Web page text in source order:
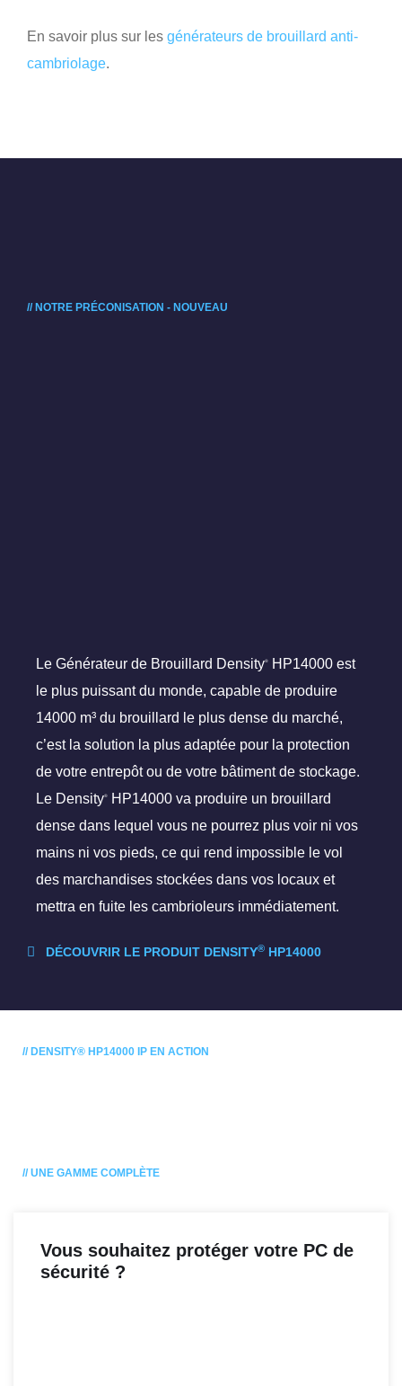
En savoir plus sur les générateurs de brouillard anti-
cambriolage.
// NOTRE PRÉCONISATION - NOUVEAU
Le Générateur de Brouillard Density®
HP14000 est
le plus puissant du monde, capable de produire
14000 m³ du brouillard le plus dense du marché,
c’est la solution la plus adaptée pour la protection
de votre entrepôt ou de votre bâtiment de stockage.
Le Density®
HP14000 va produire un brouillard
dense dans lequel vous ne pourrez plus voir ni vos
mains ni vos pieds, ce qui rend impossible le vol
des marchandises stockées dans vos locaux et
mettra en fuite les cambrioleurs immédiatement.
DÉCOUVRIR LE PRODUIT DENSITY® HP14000
// DENSITY® HP14000 IP EN ACTION
// UNE GAMME COMPLÈTE
Vous souhaitez protéger votre PC de
sécurité ?